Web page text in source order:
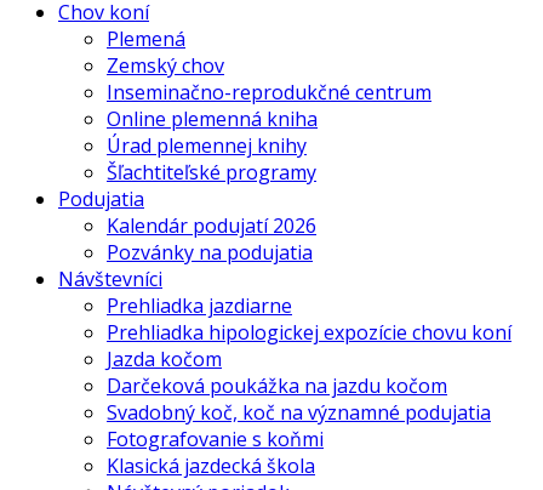
Chov koní
Plemená
Zemský chov
Inseminačno-reprodukčné centrum
Online plemenná kniha
Úrad plemennej knihy
Šľachtiteľské programy
Podujatia
Kalendár podujatí 2026
Pozvánky na podujatia
Návštevníci
Prehliadka jazdiarne
Prehliadka hipologickej expozície chovu koní
Jazda kočom
Darčeková poukážka na jazdu kočom
Svadobný koč, koč na významné podujatia
Fotografovanie s koňmi
Klasická jazdecká škola